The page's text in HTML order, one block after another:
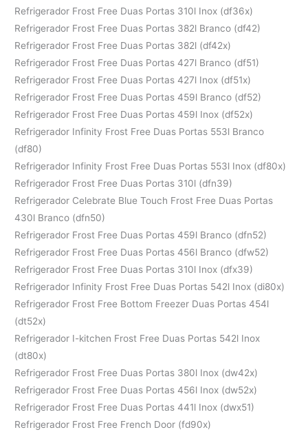
Refrigerador Frost Free Duas Portas 310l Inox (df36x)
Refrigerador Frost Free Duas Portas 382l Branco (df42)
Refrigerador Frost Free Duas Portas 382l (df42x)
Refrigerador Frost Free Duas Portas 427l Branco (df51)
Refrigerador Frost Free Duas Portas 427l Inox (df51x)
Refrigerador Frost Free Duas Portas 459l Branco (df52)
Refrigerador Frost Free Duas Portas 459l Inox (df52x)
Refrigerador Infinity Frost Free Duas Portas 553l Branco
(df80)
Refrigerador Infinity Frost Free Duas Portas 553l Inox (df80x)
Refrigerador Frost Free Duas Portas 310l (dfn39)
Refrigerador Celebrate Blue Touch Frost Free Duas Portas
430l Branco (dfn50)
Refrigerador Frost Free Duas Portas 459l Branco (dfn52)
Refrigerador Frost Free Duas Portas 456l Branco (dfw52)
Refrigerador Frost Free Duas Portas 310l Inox (dfx39)
Refrigerador Infinity Frost Free Duas Portas 542l Inox (di80x)
Refrigerador Frost Free Bottom Freezer Duas Portas 454l
(dt52x)
Refrigerador I-kitchen Frost Free Duas Portas 542l Inox
(dt80x)
Refrigerador Frost Free Duas Portas 380l Inox (dw42x)
Refrigerador Frost Free Duas Portas 456l Inox (dw52x)
Refrigerador Frost Free Duas Portas 441l Inox (dwx51)
Refrigerador Frost Free French Door (fd90x)